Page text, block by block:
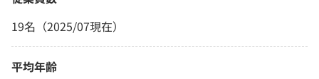
19名（2025/07現在）
平均年齢